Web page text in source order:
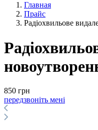
Главная
Прайс
Радіохвильове
850 грн
передзвоніть мені